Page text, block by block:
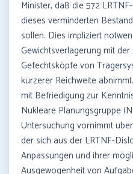
Minister, daß die 572
dieses verminderten
sollen. Dies impliziert
Gewichtsverlagerung mit
Gefechtsköpfe von
kürzerer Reichweite
mit Befriedigung zur
Nukleare Planungsgruppe
Untersuchung vornimmt
der sich aus der LRTNF-
Anpassungen und ihrer
Ausgewogenheit von